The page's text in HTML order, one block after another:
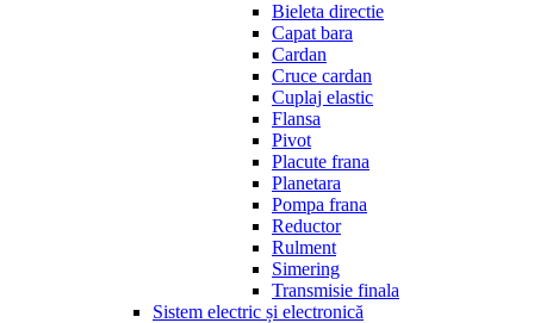
Bieleta directie
Capat bara
Cardan
Cruce cardan
Cuplaj elastic
Flansa
Pivot
Placute frana
Planetara
Pompa frana
Reductor
Rulment
Simering
Transmisie finala
Sistem electric și electronică